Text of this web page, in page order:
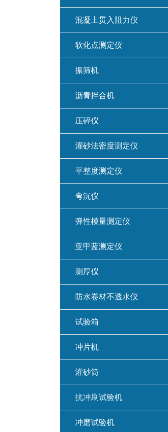
混凝土贯入阻力仪
软化点测定仪
振筛机
沥青拌合机
压碎仪
灌砂法密度测定仪
平整度测定仪
弯沉仪
弹性模量测定仪
亚甲蓝测定仪
测厚仪
防水卷材不透水仪
试验箱
冲片机
灌砂筒
抗冲刷试验机
冲磨试验机